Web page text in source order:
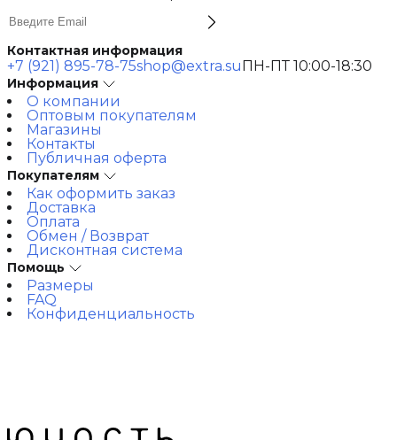
Контактная информация
+7 (921) 895-78-75shop@extra.suПН-ПТ 10:00-18:30
Информация
О компании
Оптовым покупателям
Магазины
Контакты
Публичная оферта
Покупателям
Как оформить заказ
Доставка
Оплата
Обмен / Возврат
Дисконтная система
Помощь
Размеры
FAQ
Конфиденциальность